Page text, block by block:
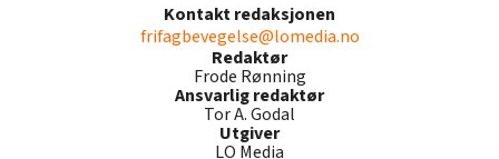
Kontakt redaksjonen
frifagbevegelse@lomedia.no
Redaktør
Frode Rønning
Ansvarlig redaktør
Tor A. Godal
Utgiver
LO Media